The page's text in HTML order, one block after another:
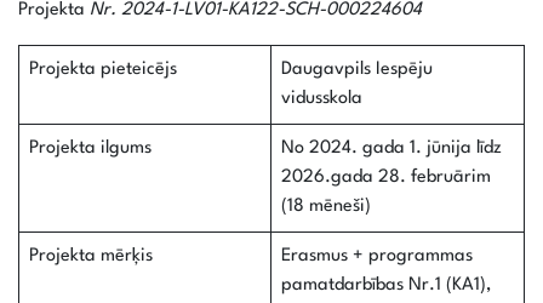
Projekta Nr. 2024-1-LV01-KA122-SCH-000224604
Projekta pieteicējs
Daugavpils Iespēju
vidusskola
Projekta ilgums
No 2024. gada 1. jūnija līdz
2026.gada 28. februārim
(18 mēneši)
Projekta mērķis
Erasmus + programmas
pamatdarbības Nr.1 (KA1),